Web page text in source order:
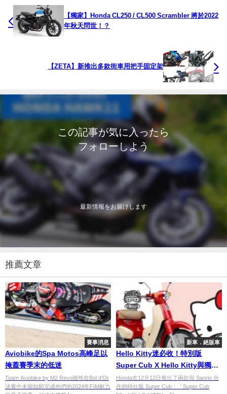
【獨家】Honda CL250 / CL500 Scrambler 將於2022
年秋天問世！？
【ZETA】新推出多款街車用把手固定架
この記事が気に入ったら
フォローしよう
最新情報をお届けします
推薦文章
賽事消息
Aviobike的Spa Motos高峰足以
掩蓋賽季末的低迷
Team Aviobike by M2 Revo雖然在Bol d’Or
決賽中未能如願完成他們的2024年FIM耐力
新車．絕版車
Hello Kitty迷必收！特別版
Super Cub X Hello Kitty與獨家
車主手冊同步登場
Honda在12月12日推出了兩款與 Sanrio 合
作的特仕版 Super Cub：「Super Cub